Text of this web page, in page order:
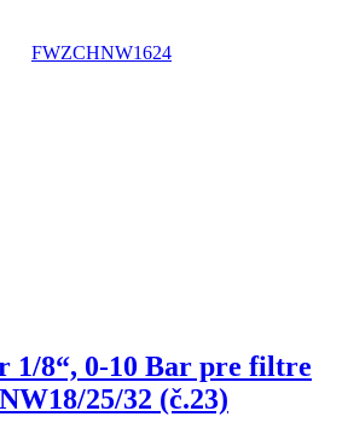
FWZCHNW1624
1/8“, 0-10 Bar pre filtre
25/32 (č.23)